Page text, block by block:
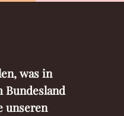
was in
unseren